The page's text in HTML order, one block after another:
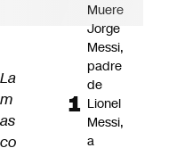
La
m
as
co
Muere
Jorge
Messi,
padre
de
Lionel
Messi,
a